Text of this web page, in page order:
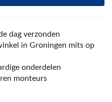
dag verzonden
in Groningen mits op
onderdelen
monteurs